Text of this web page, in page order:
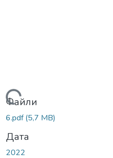
Файли
6.pdf(5,7 MB)
Дата
2022